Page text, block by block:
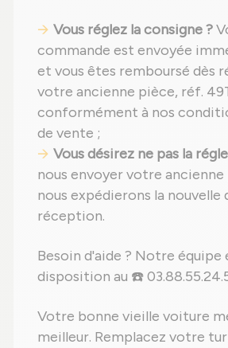
Vous réglez la consigne ?
commande est envoyée
et vous êtes remboursé dès
votre ancienne pièce, réf.
conformément à nos
de vente ;
Vous désirez ne pas la
nous envoyer votre ancienne
nous expédierons la nouvelle
réception.
Besoin d'aide ? Notre équipe
disposition au ☎️
Votre bonne vieille voiture
meilleur. Remplacez votre